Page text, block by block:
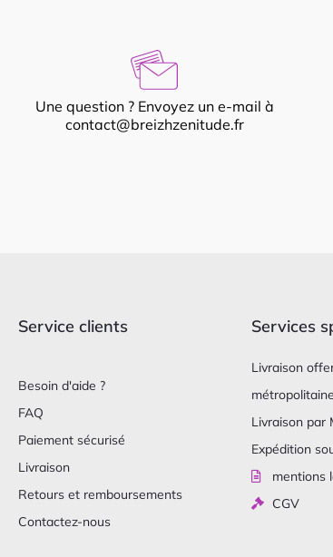
Une question ? Envoyez un e-mail à
contact@breizhzenitude.fr
Service clients
Besoin d'aide ?
FAQ
Paiement sécurisé
Livraison
Retours et remboursements
Contactez-nous
Services
Livraison
Livraison par
Expédition
mentions
CGV